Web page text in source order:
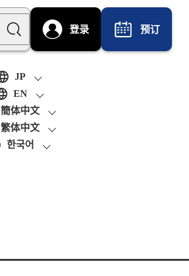
登录 预订
JP
EN
簡体中文
繁体中文
한국어